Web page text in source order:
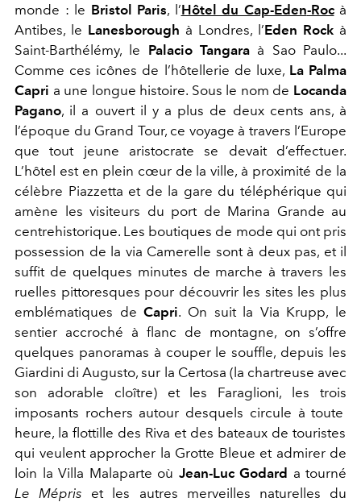
monde : le Bristol Paris, l’Hôtel du Cap-Eden-Rocà
Antibes, le Lanesborough à Londres, l’Eden Rock à
Saint-Barthélémy, le Palacio Tangara à Sao Paulo...
Comme ces icônes de l’hôtellerie de luxe, La Palma
Capri a une longue histoire. Sous le nom de Locanda
Pagano, il a ouvert il y a plus de deux cents ans,à
l’époque du Grand Tour, ce voyage à travers l’Europe
que tout jeune aristocrate se devait d’effectuer.
L’hôtel est en plein cœur de la ville, à proximité de la
célèbre Piazzetta et de la gare du téléphérique qui
amène les visiteurs du port de Marina Grande au
centrehistorique. Les boutiques de mode qui ont pris
possession de la via Camerelle sont à deux pas, et il
suffit de quelques minutes de marche à travers les
ruelles pittoresques pour découvrir les sites les plus
emblématiques deCapri. On suit la Via Krupp, le
sentier accroché à flanc de montagne, on s’offre
quelques panoramas à couper le souffle, depuis les
Giardini di Augusto, sur la Certosa (la chartreuse avec
son adorable cloître) et les Faraglioni, les trois
imposants rochers autour desquels circule à toute
heure, la flottille des Riva et des bateaux de touristes
qui veulent approcher la Grotte Bleue et admirer de
loin la Villa Malaparte où Jean-Luc Godard a tourné
Le Mépris et les autres merveilles naturelles du